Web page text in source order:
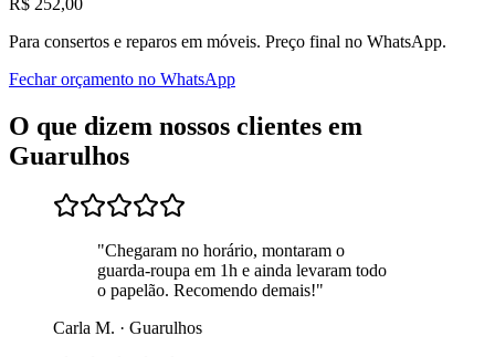
Para consertos e reparos em móveis. Preço final no WhatsApp.
Fechar orçamento no WhatsApp
O que dizem nossos clientes em
Guarulhos
"Chegaram no horário, montaram o
guarda-roupa em 1h e ainda levaram todo
o papelão. Recomendo demais!"
Carla M. · Guarulhos